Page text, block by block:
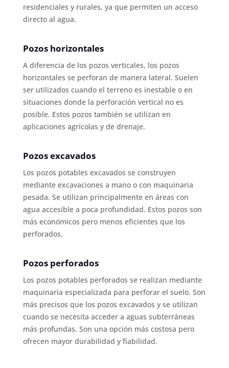
residenciales y rurales, ya que permiten un acceso
directo al agua.
Pozos horizontales
A diferencia de los pozos verticales, los pozos
horizontales se perforan de manera lateral. Suelen
ser utilizados cuando el terreno es inestable o en
situaciones donde la perforación vertical no es
posible. Estos pozos también se utilizan en
aplicaciones agrícolas y de drenaje.
Pozos excavados
Los pozos potables excavados se construyen
mediante excavaciones a mano o con maquinaria
pesada. Se utilizan principalmente en áreas con
agua accesible a poca profundidad. Estos pozos son
más económicos pero menos eficientes que los
perforados.
Pozos perforados
Los pozos potables perforados se realizan mediante
maquinaria especializada para perforar el suelo. Son
más precisos que los pozos excavados y se utilizan
cuando se necesita acceder a aguas subterráneas
más profundas. Son una opción más costosa pero
ofrecen mayor durabilidad y fiabilidad.